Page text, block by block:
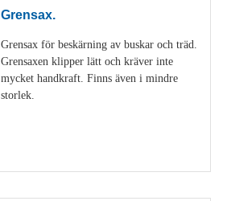
Grensax.
Grensax för beskärning av buskar och träd.
Grensaxen klipper lätt och kräver inte
mycket handkraft. Finns även i mindre
storlek.